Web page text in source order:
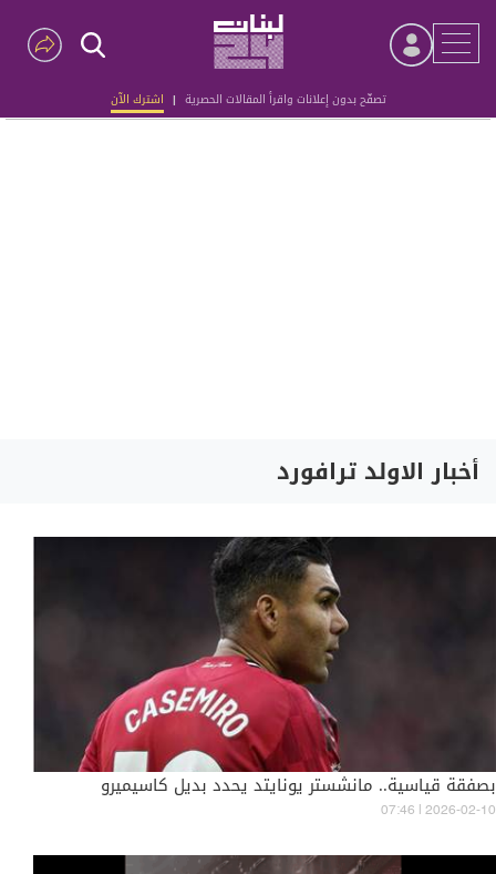
تصفّح بدون إعلانات واقرأ المقالات الحصرية | اشترك الآن
Advertisement
أخبار الاولد ترافورد
بصفقة قياسية.. مانشستر يونايتد يحدد بديل كاسيميرو
07:46 | 2026-02-10